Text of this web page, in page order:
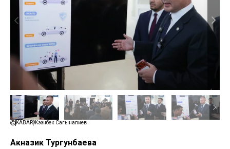
KABARЖээнбек Сагыналиев
Акназик Тургунбаева